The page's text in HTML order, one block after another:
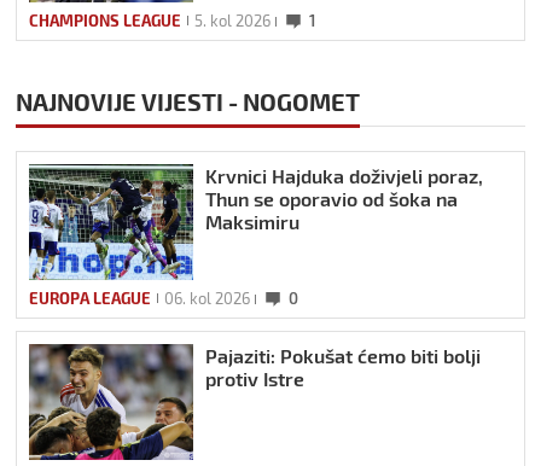
CHAMPIONS LEAGUE 5. kol 2026 1
NAJNOVIJE VIJESTI - NOGOMET
Krvnici Hajduka doživjeli poraz,
Thun se oporavio od šoka na
Maksimiru
EUROPA LEAGUE 06. kol 2026 0
Pajaziti: Pokušat ćemo biti bolji
protiv Istre